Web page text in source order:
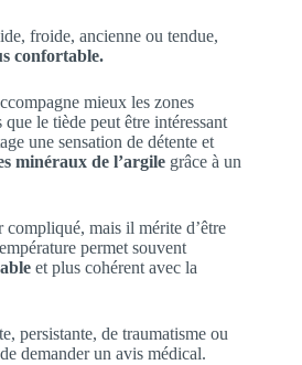
froide, ancienne ou tendue,
confortable.
mieux les zones
le tiède peut être intéressant
une sensation de détente et
minéraux de l’argile grâce à un
mais il mérite d’être
permet souvent
et plus cohérent avec la
persistante, de traumatisme ou
demander un avis médical.